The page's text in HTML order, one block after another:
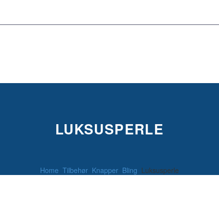
LUKSUSPERLE
Home Tilbehør Knapper Bling Luksusperle